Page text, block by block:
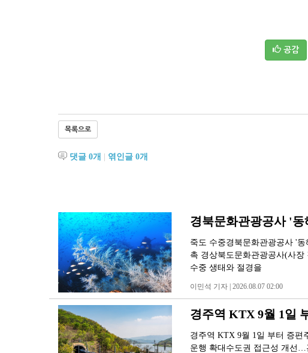
공감
목록으로
댓글 0개 | 엮인글 0개
경북문화관광공사 '
죽도 수중경북문화관광공사 '
촉 경상북도문화관광공사(사
수중 생태와 절경을
이민석 기자 | 2026.08.07 02:00
경주역 KTX 9월 1일
경주역 KTX 9월 1일 부터 증편
운행 확대수도권 접근성 개선